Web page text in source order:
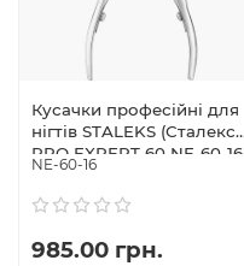
Кусачки професійні для
нігтів STALEKS (Сталекс)
PRO EXPERT 60 NE-60-16
ріжуча частина 16 мм
NE-60-16
985.00 грн.